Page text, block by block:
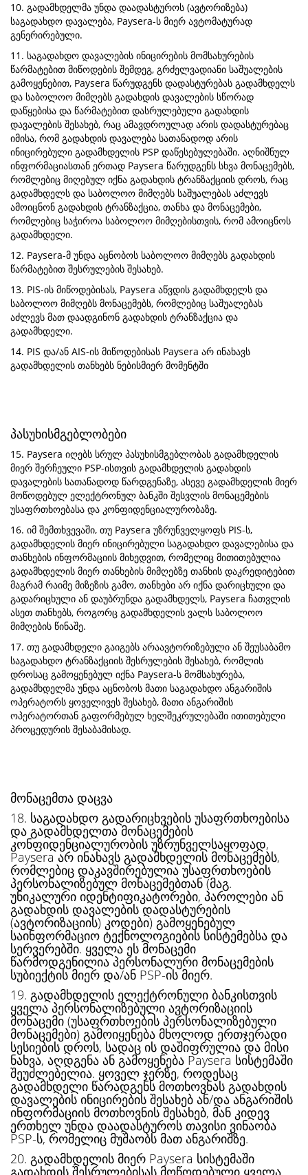
10. გადამხდელმა უნდა დაადასტუროს (ავტორიზება)
საგადახდო დავალება, Paysera-ს მიერ ავტომატურად
გენერირებული.
11. საგადახდო დავალების ინიცირების მომსახურების
წარმატებით მიწოდების შემდეგ, გრძელვადიანი საშუალების
გამოყენებით, Paysera წარუდგენს დადასტურებას გადამხდელს
და საბოლოო მიმღებს გადახდის დავალების სწორად
დაწყებისა და წარმატებით დასრულებული გადახდის
დავალების შესახებ, რაც ამავდროულად არის დადასტურებაც
იმისა, რომ გადახდის დავალება სათანადოდ არის
ინიცირებული გადამხდელის PSP დაწესებულებაში. აღნიშნულ
ინფორმაციასთან ერთად Paysera წარუდგენს სხვა მონაცემებს,
რომლებიც მიღებულ იქნა გადახდის ტრანზაქციის დროს, რაც
გადამხდელს და საბოლოო მიმღებს საშუალებას აძლევს
ამოიცნონ გადახდის ტრანზაქცია, თანხა და მონაცემები,
რომლებიც საჭიროა საბოლოო მიმღებისთვის, რომ ამოიცნოს
გადამხდელი.
12. Paysera-მ უნდა აცნობოს საბოლოო მიმღებს გადახდის
წარმატებით შესრულების შესახებ.
13. PIS-ის მიწოდებისას, Paysera აწვდის გადამხდელს და
საბოლოო მიმღებს მონაცემებს, რომლებიც საშუალებას
აძლევს მათ დაადგინონ გადახდის ტრანზაქცია და
გადამხდელი.
14. PIS და/ან AIS-ის მიწოდებისას Paysera არ ინახავს
გადამხდელის თანხებს ნებისმიერ მომენტში
პასუხისმგებლობები
15. Paysera იღებს სრულ პასუხისმგებლობას გადამხდელის
მიერ შერჩეული PSP-ისთვის გადამხდელის გადახდის
დავალების სათანადოდ წარდგენაზე, ასევე გადამხდელის მიერ
მოწოდებულ ელექტრონულ ბანკში შესვლის მონაცემების
უსაფრთხოებასა და კონფიდენციალურობაზე.
16. იმ შემთხვევაში, თუ Paysera უზრუნველყოფს PIS-ს,
გადამხდელის მიერ ინიცირებული საგადახდო დავალებისა და
თანხების ინფორმაციის მიხედვით, რომელიც მითითებულია
გადამხდელის მიერ თანხების მიმღებზე თანხის დაკრედიტებით
მაგრამ რაიმე მიზეზის გამო, თანხები არ იქნა დარიცხული და
გადარიცხული ან დაუბრუნდა გადამხდელს, Paysera ჩათვლის
ასეთ თანხებს, როგორც გადამხდელის ვალს საბოლოო
მიმღების წინაშე.
17. თუ გადამხდელი გაიგებს არაავტორიზებული ან შეუსაბამო
საგადახდო ტრანზაქციის შესრულების შესახებ, რომლის
დროსაც გამოყენებულ იქნა Paysera-ს მომსახურება,
გადამხდელმა უნდა აცნობოს მათი საგადახდო ანგარიშის
ოპერატორს ყოველივეს შესახებ, მათი ანგარიშის
ოპერატორთან გაფორმებულ ხელშეკრულებაში ითითებული
პროცედურის შესაბამისად.
მონაცემთა დაცვა
18. საგადახდო გადარიცხვების უსაფრთხოებისა
და გადამხდელთა მონაცემების
კონფიდენციალურობის უზრუნველსაყოფად,
Paysera არ ინახავს გადამხდელის მონაცემებს,
რომლებიც დაკავშირებულია უსაფრთხოების
პერსონალიზებულ მონაცემებთან (მაგ.
უნიკალური იდენტიფიკატორები, პაროლები ან
გადახდის დავალების დადასტურების
(ავტორიზაციის) კოდები) გამოყენებულ
საინფორმაციო ტექნოლოგიების სისტემებსა და
სერვერებში. ყველა ეს მონაცემი
წარმოდგენილია პერსონალური მონაცემების
სუბიექტის მიერ და/ან PSP-ის მიერ.
19. გადამხდელის ელექტრონული ბანკისთვის
ყველა პერსონალიზებული ავტორიზაციის
მონაცემი (უსაფრთხოების პერსონალიზებული
მონაცემები) გამოიყენება მხოლოდ ერთჯერადი
სესიების დროს, სადაც ის დაშიფრულია და მისი
ნახვა, აღდგენა ან გამოყენება Paysera სისტემაში
შეუძლებელია. ყოველ ჯერზე, როდესაც
გადამხდელი წარადგენს მოთხოვნას გადახდის
დავალების ინიცირების შესახებ ან/და ანგარიშის
ინფორმაციის მოთხოვნის შესახებ, მან კიდევ
ერთხელ უნდა დაადასტუროს თავისი ვინაობა
PSP-ს, რომელიც მუშაობს მათ ანგარიშზე.
20. გადამხდელის მიერ Paysera სისტემაში
გადახდის შესრულებისას მოწოდებული ყველა